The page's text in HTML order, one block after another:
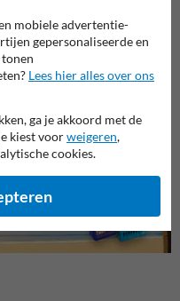
voor
Veiligheidsborden
mobiele advertentie-
gepersonaliseerde en
Lees hier alles over ons
ga je akkoord met de
kiest voorweigeren,
cookies.